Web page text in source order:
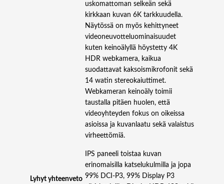
Lyhyt yhteenveto
uskomattoman selkeän sekä
kirkkaan kuvan 6K tarkkuudella.
Näytössä on myös kehittyneet
videoneuvotteluominaisuudet
kuten keinoälyllä höystetty 4K
HDR webkamera, kaikua
suodattavat kaksoismikrofonit sekä
14 watin stereokaiuttimet.
Webkameran keinoäly toimii
taustalla pitäen huolen, että
videoyhteyden fokus on oikeissa
asioissa ja kuvanlaatu sekä valaistus
virheettömiä.
IPS paneeli toistaa kuvan
erinomaisilla katselukulmilla ja jopa
99% DCI-P3, 99% Display P3